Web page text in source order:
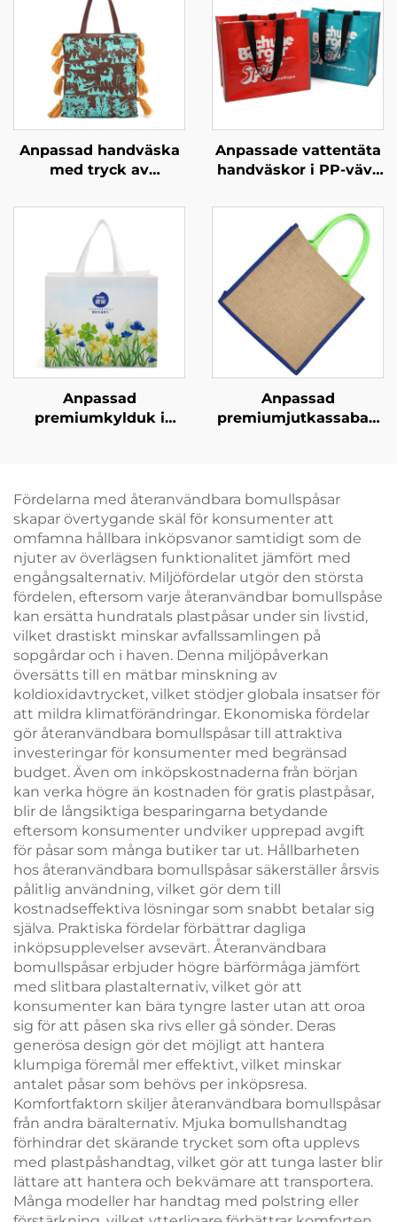
Anpassad handväska
med tryck av
hantverksmässig
design med rötter i
lokal historia
Anpassade vattentäta
handväskor i PP-vävt
ekologiskt
ansvarsfulla märkta
bärväskor för
modebutiker
Anpassad
premiumkylduk i
fågel- och
blommormotiv
Anpassad
premiumjutkassabag
shoppingessens
Fördelarna med återanvändbara bomullspåsar
skapar övertygande skäl för konsumenter att
omfamna hållbara inköpsvanor samtidigt som de
njuter av överlägsen funktionalitet jämfört med
engångsalternativ. Miljöfördelar utgör den största
fördelen, eftersom varje återanvändbar bomullspåse
kan ersätta hundratals plastpåsar under sin livstid,
vilket drastiskt minskar avfallssamlingen på
sopgårdar och i haven. Denna miljöpåverkan
översätts till en mätbar minskning av
koldioxidavtrycket, vilket stödjer globala insatser för
att mildra klimatförändringar. Ekonomiska fördelar
gör återanvändbara bomullspåsar till attraktiva
investeringar för konsumenter med begränsad
budget. Även om inköpskostnaderna från början
kan verka högre än kostnaden för gratis plastpåsar,
blir de långsiktiga besparingarna betydande
eftersom konsumenter undviker upprepad avgift
för påsar som många butiker tar ut. Hållbarheten
hos återanvändbara bomullspåsar säkerställer årsvis
pålitlig användning, vilket gör dem till
kostnadseffektiva lösningar som snabbt betalar sig
själva. Praktiska fördelar förbättrar dagliga
inköpsupplevelser avsevärt. Återanvändbara
bomullspåsar erbjuder högre bärförmåga jämfört
med slitbara plastalternativ, vilket gör att
konsumenter kan bära tyngre laster utan att oroa
sig för att påsen ska rivs eller gå sönder. Deras
generösa design gör det möjligt att hantera
klumpiga föremål mer effektivt, vilket minskar
antalet påsar som behövs per inköpsresa.
Komfortfaktorn skiljer återanvändbara bomullspåsar
från andra bäralternativ. Mjuka bomullshandtag
förhindrar det skärande trycket som ofta upplevs
med plastpåshandtag, vilket gör att tunga laster blir
lättare att hantera och bekvämare att transportera.
Många modeller har handtag med polstring eller